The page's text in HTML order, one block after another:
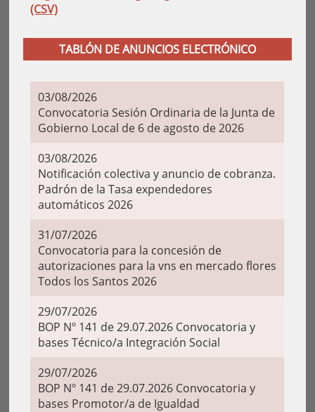
(CSV)
TABLÓN DE ANUNCIOS ELECTRÓNICO
03/08/2026
Convocatoria Sesión Ordinaria de la Junta de
Gobierno Local de 6 de agosto de 2026
03/08/2026
Notificación colectiva y anuncio de cobranza.
Padrón de la Tasa expendedores
automáticos 2026
31/07/2026
Convocatoria para la concesión de
autorizaciones para la vns en mercado flores
Todos los Santos 2026
29/07/2026
BOP Nº 141 de 29.07.2026 Convocatoria y
bases Técnico/a Integración Social
29/07/2026
BOP Nº 141 de 29.07.2026 Convocatoria y
bases Promotor/a de Igualdad